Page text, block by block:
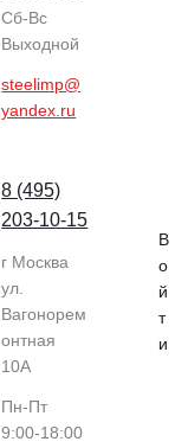
Cб-Вс
Выходной
steelimp@
yandex.ru
8 (495)
203-10-15
г Москва
ул.
Вагонорем
онтная
10А
Пн-Пт
9:00-18:00
В
о
й
т
и